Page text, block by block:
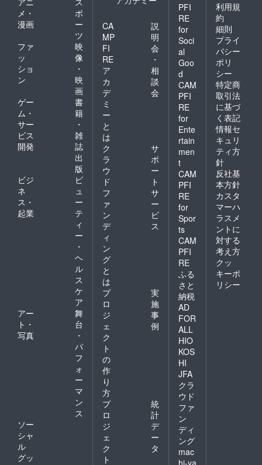
メ・
漫画
ポ
ー
ツ
ファ
ッ
ショ
ン
映
像
・
映
画
ゲー
ム・
サー
ビス
開発
書
籍
・
雑
誌
出
版
ビジ
ネ
ス・
起業
ビ
ュ
ー
テ
ィ
ー
・
ヘ
ル
ス
ケ
ア
アー
ト・
写真
舞
台
・
パ
フ
ォ
ー
マ
ン
ス
ソー
シャ
ル
グッ
CA
MP
FI
RE
ア
カ
デ
ミ
ー
と
は
説
明
会
・
相
談
会
ク
ラ
ウ
ド
フ
ァ
ン
デ
ィ
ン
グ
と
は
サ
ポ
ー
ト
サ
ー
ビ
ス
プ
ロ
ジ
ェ
ク
ト
の
作
り
方
実
施
事
例
プ
ロ
ジ
ェ
ク
ト
統
計
デ
ー
タ
PFI
RE
for
Soci
al
Goo
d
CAM
PFI
RE
for
Ente
rtain
men
t
CAM
PFI
RE
for
Spor
ts
CAM
PFI
RE
ふる
さと
納税
AD
FOR
ALL
HIO
KOS
HI
JFA
クラ
ウド
ファ
ン
ディ
ング
mac
hi-ya
利用規
約
細則
プライ
バシー
ポリ
シー
特定商
取引法
に基づ
く表記
情報セ
キュリ
ティ方
針
反社基
本方針
カスタ
マーハ
ラスメ
ントに
対する
考え方
クッ
キーポ
リシー